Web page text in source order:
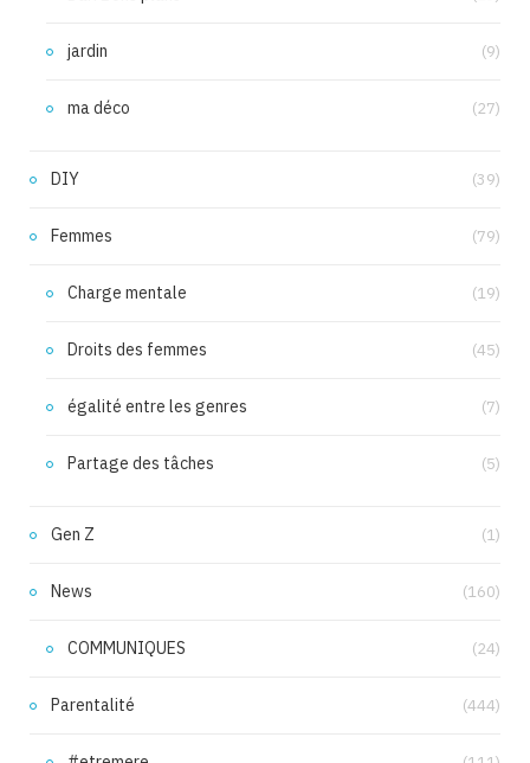
jardin (9)
ma déco (27)
DIY (39)
Femmes (79)
Charge mentale (19)
Droits des femmes (45)
égalité entre les genres (7)
Partage des tâches (5)
Gen Z (1)
News (160)
COMMUNIQUES (24)
Parentalité (444)